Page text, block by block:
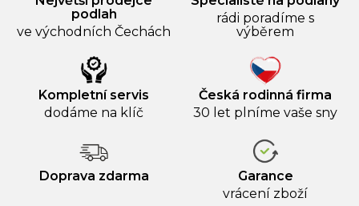
podlah
ve východních Čechách
rádi poradíme s
výběrem
Kompletní servis
dodáme na klíč
Česká rodinná firma
30 let plníme vaše sny
Doprava zdarma
Garance
vrácení zboží